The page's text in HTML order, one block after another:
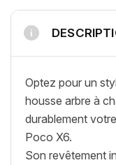
i
Optez pour un
housse arbre à
durablement
Poco X6.
Son revêtement